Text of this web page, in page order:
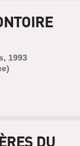
1993
DU